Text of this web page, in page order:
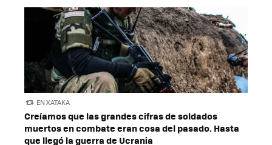
EN XATAKA
Creíamos que las grandes cifras de soldados
muertos en combate eran cosa del pasado. Hasta
que llegó la guerra de Ucrania